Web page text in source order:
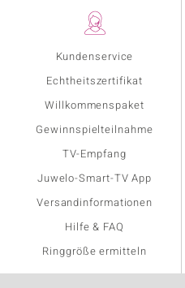
Kundenservice
Echtheitszertifikat
Willkommenspaket
Gewinnspielteilnahme
TV-Empfang
Juwelo-Smart-TV App
Versandinformationen
Hilfe & FAQ
Ringgröße ermitteln